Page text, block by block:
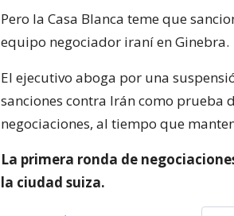
Pero la Casa Blanca teme que
equipo negociador iraní en Ginebra.
El ejecutivo aboga por una
sanciones contra Irán como prueba
negociaciones, al tiempo que
La primera ronda de
la ciudad suiza.